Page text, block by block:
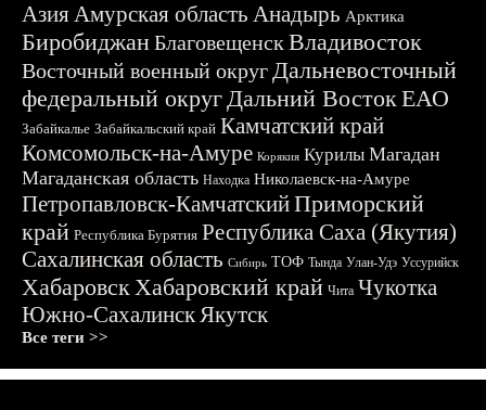
АзияАмурская область Анадырь Арктика
БиробиджанБлаговещенскВладивосток
Восточный военный округДальневосточный
федеральный округДальний ВостокЕАО
Забайкалье Забайкальский край Камчатский край
Комсомольск-на-Амуре Корякия Курилы Магадан
Магаданская область Находка Николаевск-на-Амуре
Петропавловск-КамчатскийПриморский
край Республика Бурятия Республика Саха (Якутия)
Сахалинская область Сибирь ТОФ Тында Улан-Удэ Уссурийск
ХабаровскХабаровский край Чита Чукотка
Южно-СахалинскЯкутск
Все теги >>